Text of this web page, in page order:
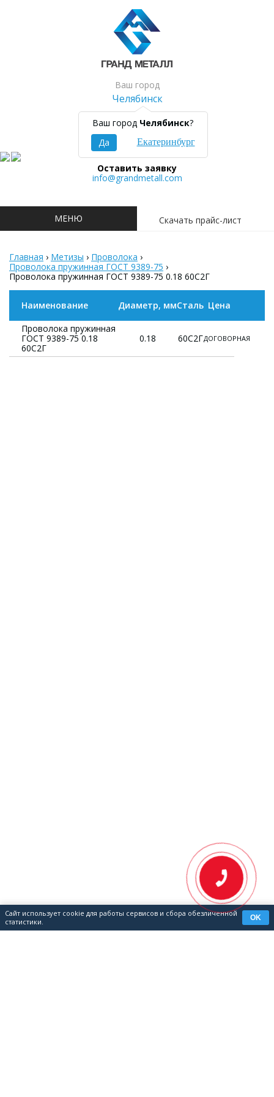
Сайт использует cookie для работы сервисов и сбора обезличенной
статистики.
OK
Ваш город
Челябинск
Ваш город Челябинск?
Да
Екатеринбург
8 (351) 700 04 08
Заказать звонок
Оставить заявку
info@grandmetall.com
МЕНЮ Скачать прайс-лист
Главная › Метизы › Проволока ›
Проволока пружинная ГОСТ 9389-75 ›
Проволока пружинная ГОСТ 9389-75 0.18 60С2Г
Наименование Диаметр, ммСталь Цена
Проволока пружинная
ГОСТ 9389-75 0.18
60С2Г
0.18 60С2ГДОГОВОРНАЯ